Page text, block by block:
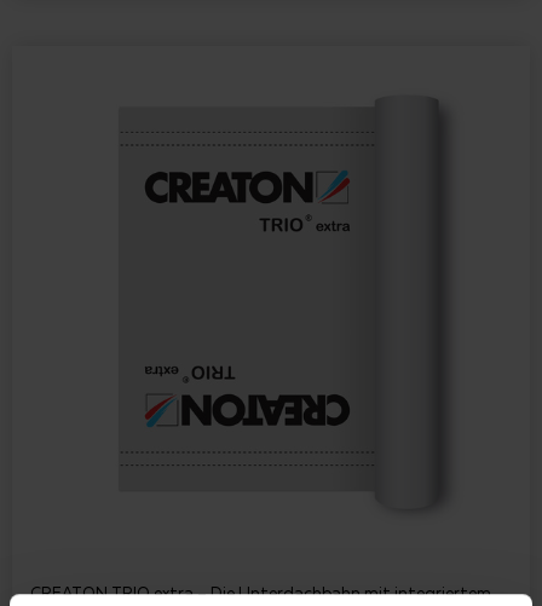
CREATON TRIO extra – Die Unterdachbahn mit integriertem